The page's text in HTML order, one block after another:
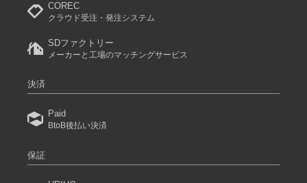
COREC
クラウド受注・発注システム
SDファクトリー
メーカーと工場のマッチングサービス
決済
Paid
BtoB後払い決済
保証